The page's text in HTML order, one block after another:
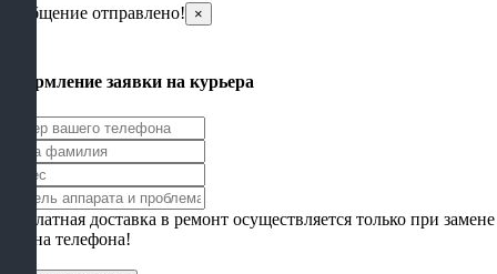
Сообщение отправлено!
×
Оформление заявки на курьера
Бесплатная доставка в ремонт осуществляется только при замене
экрана телефона!